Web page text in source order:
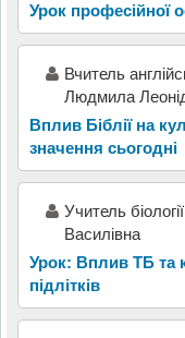
Урок професійної
Вчитель
Людмила
Вплив Біблії на
значення сьогодні
Учитель
Василівна
Урок: Вплив ТБ та
підлітків